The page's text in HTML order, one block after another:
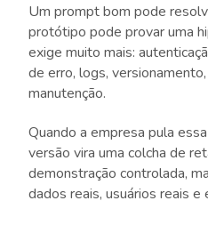
Um prompt bom pode
protótipo pode provar uma
exige muito mais:
de erro, logs,
manutenção.
Quando a empresa pula
versão vira uma colcha de
demonstração controlada,
dados reais, usuários reais e